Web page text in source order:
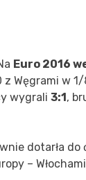
Euro 2016
w 1/
wygrali 3:1,
dotarła do
–